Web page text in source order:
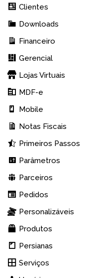
Clientes
Downloads
Financeiro
Gerencial
Lojas Virtuais
MDF-e
Mobile
Notas Fiscais
Primeiros Passos
Parâmetros
Parceiros
Pedidos
Personalizáveis
Produtos
Persianas
Serviços